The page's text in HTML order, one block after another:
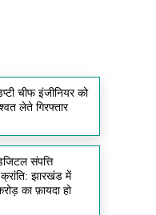
चीफ इंजीनियर को
लेते गिरफ्तार
संपत्ति
झारखंड में
का फ़ायदा हो